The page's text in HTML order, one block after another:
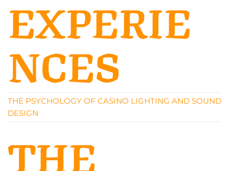
EXPERIE
NCES
THE PSYCHOLOGY OF CASINO LIGHTING AND SOUND
DESIGN
THE